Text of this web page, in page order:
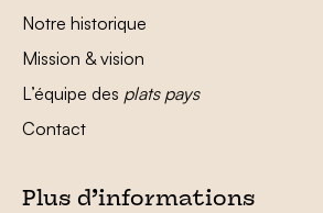
Notre historique
Mission & vision
L’équipe des plats pays
Contact
Plus d’informations